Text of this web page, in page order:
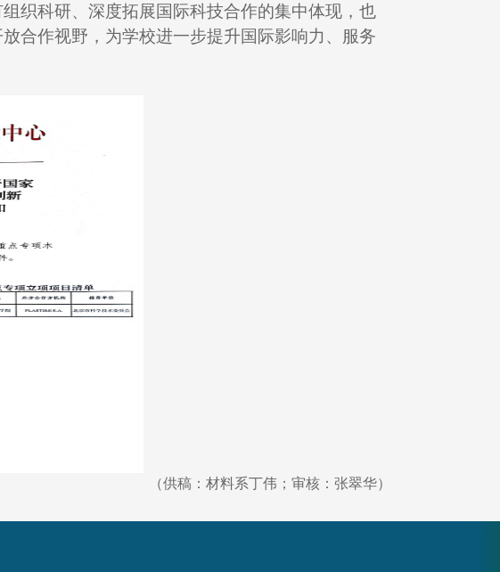
织科研、深度拓展国际科技合作的集中体现，也
合作视野，为学校进一步提升国际影响力、服务
（供稿：材料系丁伟；审核：张翠华）